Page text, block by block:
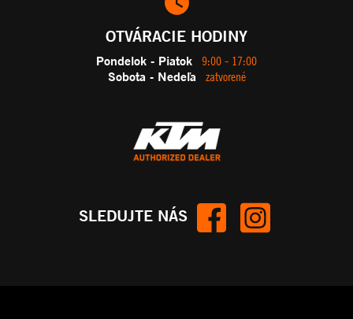
OTVÁRACIE HODINY
Pondelok - Piatok 9:00 - 17:00
Sobota - Nedeľa zatvorené
SLEDUJTE NÁS